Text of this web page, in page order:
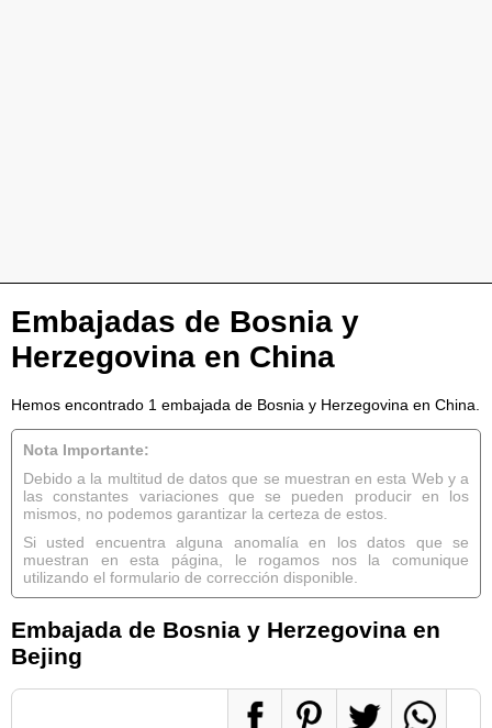
Embajadas de Bosnia y
Herzegovina en China
Hemos encontrado 1 embajada de Bosnia y Herzegovina en China.
Nota Importante:
Debido a la multitud de datos que se muestran en esta Web y a
las constantes variaciones que se pueden producir en los
mismos, no podemos garantizar la certeza de estos.
Si usted encuentra alguna anomalía en los datos que se
muestran en esta página, le rogamos nos la comunique
utilizando el formulario de corrección disponible.
Embajada de Bosnia y Herzegovina en
Bejing